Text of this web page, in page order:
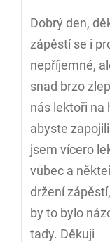
Dobrý den,
zápěstí se i
nepříjemné,
snad brzo
nás lektoři na
abyste
jsem vícero
vůbec a
držení
by to bylo
tady. Děkuji